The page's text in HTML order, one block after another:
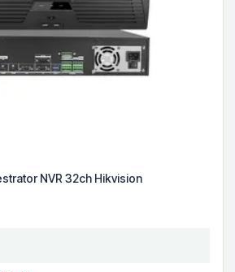
NVR 32ch Hikvision